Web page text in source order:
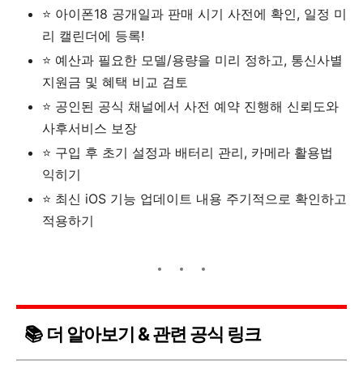
⭐ 아이폰18 공개일과 판매 시기 사전에 확인, 일정 미
리 캘린더에 등록!
⭐ 예산과 필요한 모델/용량을 미리 정하고, 통신사별
지원금 및 혜택 비교 검토
⭐ 공인된 공식 채널에서 사전 예약 진행해 신뢰도와
사후서비스 보장
⭐ 구입 후 초기 설정과 배터리 관리, 카메라 활용법
익히기
⭐ 최신 iOS 기능 업데이트 내용 주기적으로 확인하고
적용하기
📚 더 알아보기 & 관련 공식 링크